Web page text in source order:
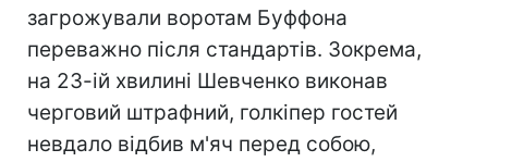
загрожували воротам Буффона
переважно після стандартів. Зокрема,
на 23-ій хвилині Шевченко виконав
черговий штрафний, голкіпер гостей
невдало відбив м'яч перед собою,